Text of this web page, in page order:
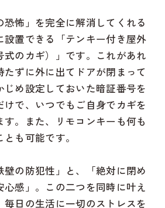
恐怖」を完全に解消してくれる
設置できる「テンキー付き屋外
式のカギ）」です。これがあれ
たずに外に出てドアが閉まって
じめ設定しておいた暗証番号を
けで、いつでもご自身でカギを
。また、リモコンキーも何も
も可能です。
壁の防犯性」と、「絶対に閉め
感」。この二つを同時に叶え
毎日の生活に一切のストレスを